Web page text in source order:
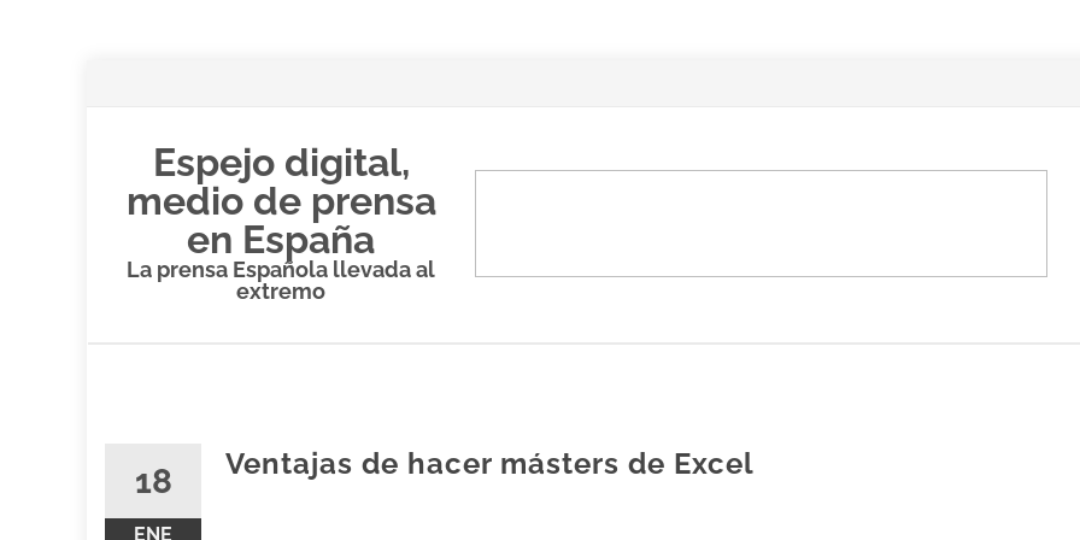
Espejo digital,
medio de prensa
en España
La prensa Española llevada al
extremo
18
ENE
Ventajas de hacer másters de Excel